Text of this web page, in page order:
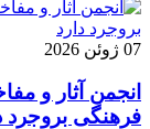
07 ژوئن 2026
انجمن آثار و
فرهنگی بروجرد